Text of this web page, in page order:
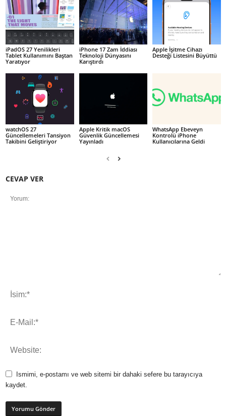
iPadOS 27 Yenilikleri
Tablet Kullanımını Baştan
Yaratıyor
iPhone 17 Zam İddiası
Teknoloji Dünyasını
Karıştırdı
Apple İşitme Cihazı
Desteği Listesini Büyüttü
watchOS 27
Güncellemeleri Tansiyon
Takibini Geliştiriyor
Apple Kritik macOS
Güvenlik Güncellemesi
Yayınladı
WhatsApp Ebeveyn
Kontrolü iPhone
Kullanıcılarına Geldi
CEVAP VER
Ismimi, e-postamı ve web sitemi bir dahaki sefere bu tarayıcıya
kaydet.